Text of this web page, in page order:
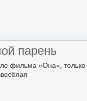
парень
фильма «Она», только